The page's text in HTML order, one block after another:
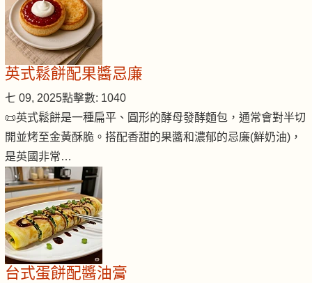
英式鬆餅配果醬忌廉
七 09, 2025點擊數: 1040
📜英式鬆餅是一種扁平、圓形的酵母發酵麵包，通常會對半切
開並烤至金黃酥脆。搭配香甜的果醬和濃郁的忌廉(鮮奶油)，
是英國非常…
台式蛋餅配醬油膏